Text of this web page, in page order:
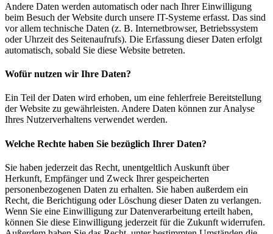
Andere Daten werden automatisch oder nach Ihrer Einwilligung
beim Besuch der Website durch unsere IT-Systeme erfasst. Das sind
vor allem technische Daten (z. B. Internetbrowser, Betriebssystem
oder Uhrzeit des Seitenaufrufs). Die Erfassung dieser Daten erfolgt
automatisch, sobald Sie diese Website betreten.
Wofür nutzen wir Ihre Daten?
Ein Teil der Daten wird erhoben, um eine fehlerfreie Bereitstellung
der Website zu gewährleisten. Andere Daten können zur Analyse
Ihres Nutzerverhaltens verwendet werden.
Welche Rechte haben Sie bezüglich Ihrer Daten?
Sie haben jederzeit das Recht, unentgeltlich Auskunft über
Herkunft, Empfänger und Zweck Ihrer gespeicherten
personenbezogenen Daten zu erhalten. Sie haben außerdem ein
Recht, die Berichtigung oder Löschung dieser Daten zu verlangen.
Wenn Sie eine Einwilligung zur Datenverarbeitung erteilt haben,
können Sie diese Einwilligung jederzeit für die Zukunft widerrufen.